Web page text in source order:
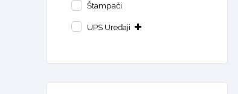
Štampači
UPS Uređaji